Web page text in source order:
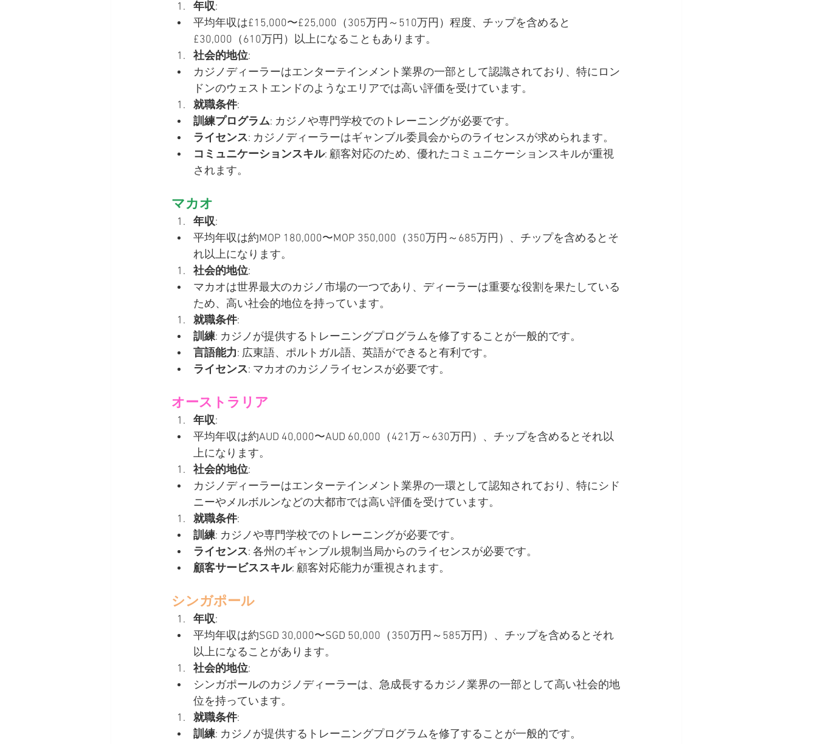
年収:
平均年収は£15,000〜£25,000（305万円～510万円）程度、チップを含めると
£30,000（610万円）以上になることもあります。
社会的地位:
カジノディーラーはエンターテインメント業界の一部として認識されており、特にロン
ドンのウェストエンドのようなエリアでは高い評価を受けています。
就職条件:
訓練プログラム: カジノや専門学校でのトレーニングが必要です。
ライセンス: カジノディーラーはギャンブル委員会からのライセンスが求められます。
コミュニケーションスキル: 顧客対応のため、優れたコミュニケーションスキルが重視
されます。
マカオ
年収:
平均年収は約MOP 180,000〜MOP 350,000（350万円～685万円）、チップを含めるとそ
れ以上になります。
社会的地位:
マカオは世界最大のカジノ市場の一つであり、ディーラーは重要な役割を果たしている
ため、高い社会的地位を持っています。
就職条件:
訓練: カジノが提供するトレーニングプログラムを修了することが一般的です。
言語能力: 広東語、ポルトガル語、英語ができると有利です。
ライセンス: マカオのカジノライセンスが必要です。
オーストラリア
年収:
平均年収は約AUD 40,000〜AUD 60,000（421万～630万円）、チップを含めるとそれ以
上になります。
社会的地位:
カジノディーラーはエンターテインメント業界の一環として認知されており、特にシド
ニーやメルボルンなどの大都市では高い評価を受けています。
就職条件:
訓練: カジノや専門学校でのトレーニングが必要です。
ライセンス: 各州のギャンブル規制当局からのライセンスが必要です。
顧客サービススキル: 顧客対応能力が重視されます。
シンガポール
年収:
平均年収は約SGD 30,000〜SGD 50,000（350万円～585万円）、チップを含めるとそれ
以上になることがあります。
社会的地位:
シンガポールのカジノディーラーは、急成長するカジノ業界の一部として高い社会的地
位を持っています。
就職条件:
訓練: カジノが提供するトレーニングプログラムを修了することが一般的です。